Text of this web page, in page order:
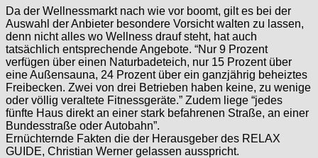
Da der Wellnessmarkt nach wie vor boomt, gilt es bei der
Auswahl der Anbieter besondere Vorsicht walten zu lassen,
denn nicht alles wo Wellness drauf steht, hat auch
tatsächlich entsprechende Angebote. “Nur 9 Prozent
verfügen über einen Naturbadeteich, nur 15 Prozent über
eine Außensauna, 24 Prozent über ein ganzjährig beheiztes
Freibecken. Zwei von drei Betrieben haben keine, zu wenige
oder völlig veraltete Fitnessgeräte.” Zudem liege “jedes
fünfte Haus direkt an einer stark befahrenen Straße, an einer
Bundesstraße oder Autobahn”.
Ernüchternde Fakten die der Herausgeber des RELAX
GUIDE, Christian Werner gelassen ausspricht.